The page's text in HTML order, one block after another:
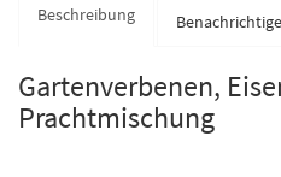
Beschreibung
Gartenverbenen,
Prachtmischung